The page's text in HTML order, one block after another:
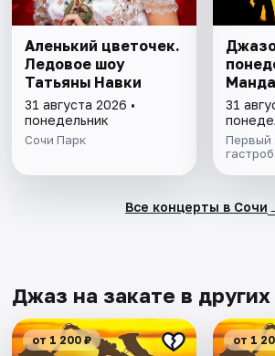
Аленький цветочек.
Ледовое шоу
Татьяны Навки
31 августа 2026 •
понедельник
Сочи Парк
31
Первый
Все концерты в Сочи
Джаз на закате в других
от 1 200 ₽ от 1